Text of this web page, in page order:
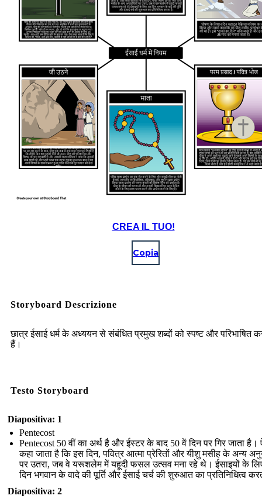
CREA IL TUO!
Copia
Storyboard Descrizione
छात्र ईसाई धर्म के अध्ययन से संबंधित प्रमुख शब्दों को स्पष्ट और परिभाषित
हैं।
Testo Storyboard
Diapositiva: 1
Pentecost
Pentecost 50 वीं का अर्थ है और ईस्टर के बाद 50 वें दिन पर गिर जाता है।
कहा जाता है कि इस दिन, पवित्र आत्मा प्रेरितों और यीशु मसीह के अन्य
पर उतरा, जब वे यरूशलेम में यहूदी फसल उत्सव मना रहे थे। ईसाइयों के
दिन भगवान के वादे की पूर्ति और ईसाई चर्च की शुरुआत का प्रतिनिधित्व
Diapositiva: 2